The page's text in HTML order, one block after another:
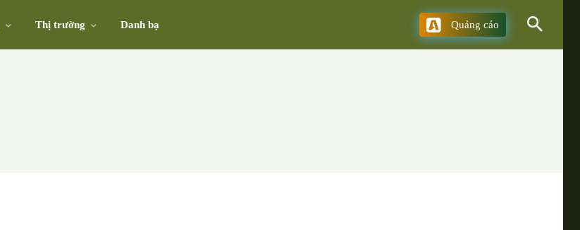
Thị trường Danh bạ Quảng cáo